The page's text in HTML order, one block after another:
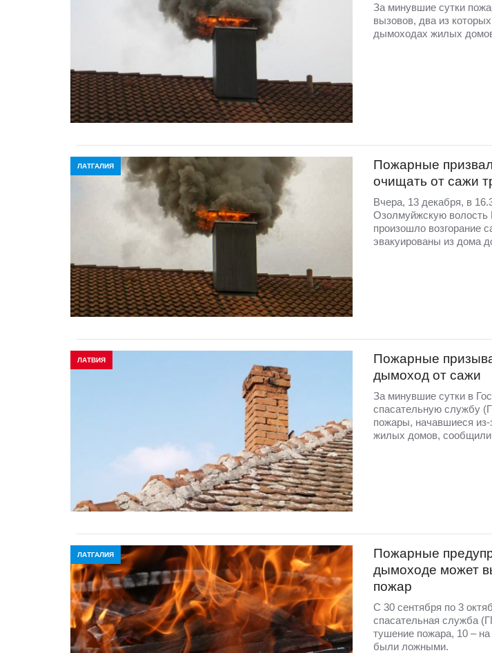
За минувшие сутки
вызовов, два из
дымоходах жилых
ЛАТГАЛИЯ
Пожарные
очищать от сажи
Вчера, 13 декабря, в
Озолмуйжскую волость
произошло возгорание
эвакуированы из дома
ЛАТВИЯ
Пожарные
дымоход от сажи
За минувшие сутки в
спасательную службу
пожары, начавшиеся
жилых домов,
ЛАТГАЛИЯ
Пожарные
дымоходе может
пожар
С 30 сентября по 3
спасательная служба
тушение пожара, 10 –
были ложными.